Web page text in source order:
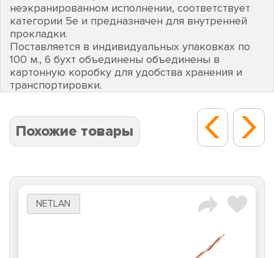
неэкранированном исполнении, соответствует
категории 5e и предназначен для внутренней
прокладки.
Поставляется в индивидуальных упаковках по
100 м., 6 бухт объединены объединены в
картонную коробку для удобства хранения и
транспортировки.
Похожие товары
NETLAN